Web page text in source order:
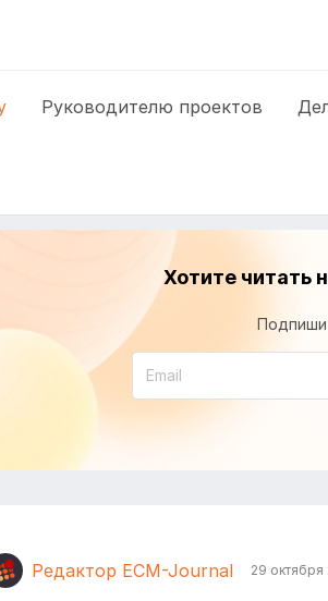
Руководителю проектов
Хотите читать
Редактор ECM-Journal 29 октября